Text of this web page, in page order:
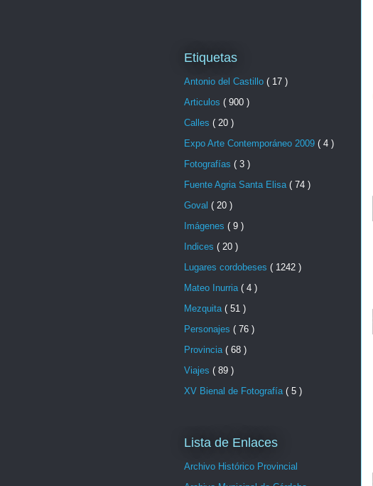
Etiquetas
Antonio del Castillo ( 17 )
Articulos ( 900 )
Calles ( 20 )
Expo Arte Contemporáneo 2009 ( 4 )
Fotografías ( 3 )
Fuente Agria Santa Elisa ( 74 )
Goval ( 20 )
Imágenes ( 9 )
Indices ( 20 )
Lugares cordobeses ( 1242 )
Mateo Inurria ( 4 )
Mezquita ( 51 )
Personajes ( 76 )
Provincia ( 68 )
Viajes ( 89 )
XV Bienal de Fotografía ( 5 )
Lista de Enlaces
Archivo Histórico Provincial